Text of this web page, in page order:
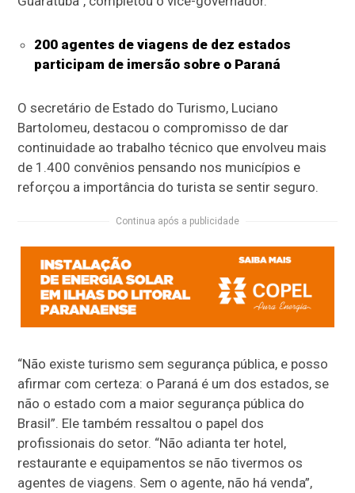
200 agentes de viagens de dez estados
participam de imersão sobre o Paraná
O secretário de Estado do Turismo, Luciano
Bartolomeu, destacou o compromisso de dar
continuidade ao trabalho técnico que envolveu mais
de 1.400 convênios pensando nos municípios e
reforçou a importância do turista se sentir seguro.
Continua após a publicidade
“Não existe turismo sem segurança pública, e posso
afirmar com certeza: o Paraná é um dos estados, se
não o estado com a maior segurança pública do
Brasil”. Ele também ressaltou o papel dos
profissionais do setor. “Não adianta ter hotel,
restaurante e equipamentos se não tivermos os
agentes de viagens. Sem o agente, não há venda”,